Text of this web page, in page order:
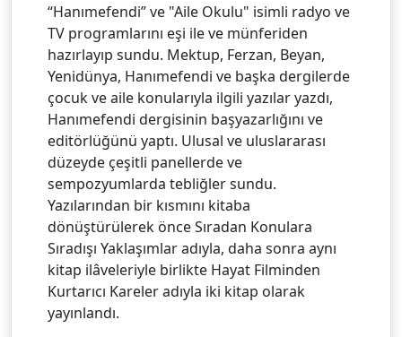
“Hanımefendi” ve "Aile Okulu" isimli radyo ve
TV programlarını eşi ile ve münferiden
hazırlayıp sundu. Mektup, Ferzan, Beyan,
Yenidünya, Hanımefendi ve başka dergilerde
çocuk ve aile konularıyla ilgili yazılar yazdı,
Hanımefendi dergisinin başyazarlığını ve
editörlüğünü yaptı. Ulusal ve uluslararası
düzeyde çeşitli panellerde ve
sempozyumlarda tebliğler sundu.
Yazılarından bir kısmını kitaba
dönüştürülerek önce Sıradan Konulara
Sıradışı Yaklaşımlar adıyla, daha sonra aynı
kitap ilâveleriyle birlikte Hayat Filminden
Kurtarıcı Kareler adıyla iki kitap olarak
yayınlandı.